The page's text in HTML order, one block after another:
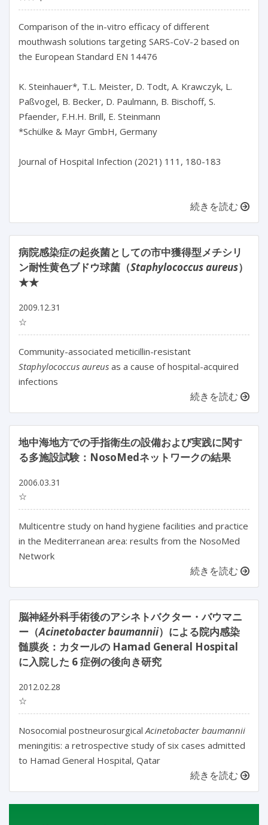
Comparison of the in-vitro efficacy of different
mouthwash solutions targeting SARS-CoV-2 based on
the European Standard EN 14476
K. Steinhauer*, T.L. Meister, D. Todt, A. Krawczyk, L.
Paßvogel, B. Becker, D. Paulmann, B. Bischoff, S.
Pfaender, F.H.H. Brill, E. Steinmann
*Schülke & Mayr GmbH, Germany
Journal of Hospital Infection (2021) 111, 180-183
続きを読む
病院感染症の起炎菌としての市中獲得型メチシリ
ン耐性黄色ブドウ球菌（Staphylococcus aureus）
★★
2009.12.31
☆
Community-associated meticillin-resistant
Staphylococcus aureus as a cause of hospital-acquired
infections
続きを読む
地中海地方での手指衛生の設備および実践に関す
る多施設試験：NosoMedネットワークの結果
2006.03.31
☆
Multicentre study on hand hygiene facilities and practice
in the Mediterranean area: results from the NosoMed
Network
続きを読む
脳神経外科手術後のアシネトバクター・バウマニ
ー（Acinetobacter baumannii）による院内感染
髄膜炎：カタールの Hamad General Hospital
に入院した 6 症例の後向き研究
2012.02.28
☆
Nosocomial postneurosurgicalAcinetobacter baumannii
meningitis: a retrospective study of six cases admitted
to Hamad General Hospital, Qatar
続きを読む